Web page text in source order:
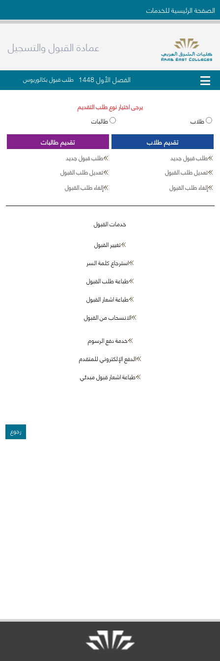
الصفحة الرئيسية للخدمات
عمادة القبول والتسجيل
الفصل الأول 1448 طلب قبول بكالوريوس
يرجى اختيار نوع طلب التقديم
طلاب
طالبات
تقديم طلاب
طلب قبول جديد
تعديل طلب القبول
إلغاء طلب القبول
تقديم طالبات
طلب قبول جديد
تعديل طلب القبول
إلغاء طلب القبول
خدمات القبول
تغيير القبول
استرجاع كلمة السر
طباعة طلب القبول
طباعة اشعار القبول
الانسحاب من القبول
خدمة دفع الرسوم
الدفع الإلكتروني للمتقدم
طباعة اشعار قبول مبدئي
رجوع